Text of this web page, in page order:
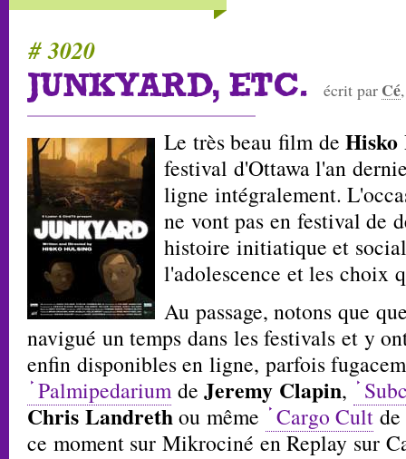
# 3020
JUNKYARD, ETC. écrit par Cé
Le très beau film deHisko
festival d'Ottawa l'an
ligne intégralement.
ne vont pas en festival de
histoire initiatique et
l'adolescence et les choix
Au passage, notons que
navigué un temps dans les festivals et y
enfin disponibles en ligne, parfois
PalmipedariumdeJeremy Clapin,
Chris Landrethou même Cargo Cult de
ce moment sur Mikrociné en Replay sur